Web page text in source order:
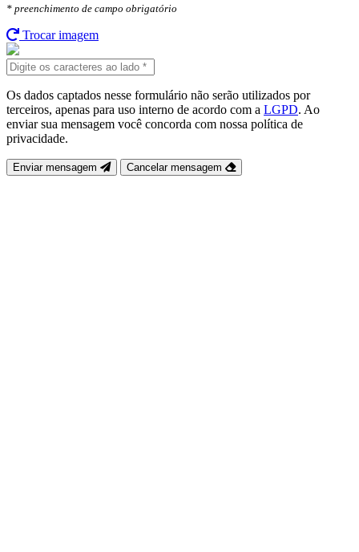
* preenchimento de campo obrigatório
Trocar imagem
Os dados captados nesse formulário não serão utilizados por
terceiros, apenas para uso interno de acordo com a LGPD. Ao
enviar sua mensagem você concorda com nossa política de
privacidade.
Enviar mensagem Cancelar mensagem